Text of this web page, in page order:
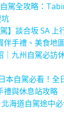
駕全攻略：
駕】談合坂 SA
伴手禮、美食地
｜九州自駕必訪
本自駕必看！
禮與休息站攻略
海道自駕途中